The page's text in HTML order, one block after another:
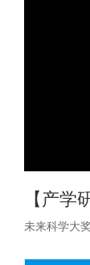
【产学
未来科学大